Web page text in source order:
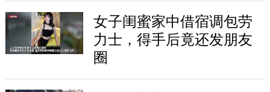
女子闺蜜家中借宿调包劳
力士，得手后竟还发朋友
圈